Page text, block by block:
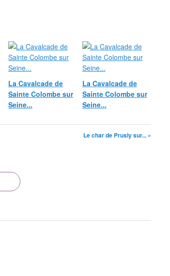
La Cavalcade de
Sainte Colombe sur
Seine...
La Cavalcade de
Sainte Colombe sur
Seine...
Le char de Prusly sur... »